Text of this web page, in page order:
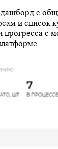
с
и список
прогресса с